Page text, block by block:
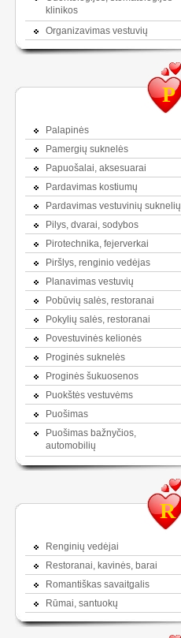
klinikos
Organizavimas vestuvių
P
Palapinės
Pamergių suknelės
Papuošalai, aksesuarai
Pardavimas kostiumų
Pardavimas vestuvinių suknelių
Pilys, dvarai, sodybos
Pirotechnika, fejerverkai
Piršlys, renginio vedėjas
Planavimas vestuvių
Pobūvių salės, restoranai
Pokylių salės, restoranai
Povestuvinės kelionės
Proginės suknelės
Proginės šukuosenos
Puokštės vestuvėms
Puošimas
Puošimas bažnyčios,
automobilių
R
Renginių vedėjai
Restoranai, kavinės, barai
Romantiškas savaitgalis
Rūmai, santuokų